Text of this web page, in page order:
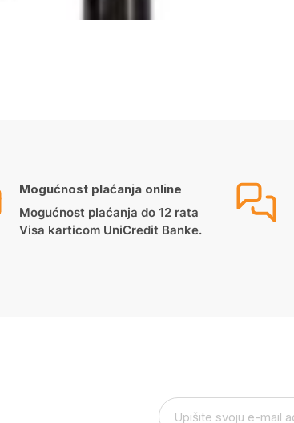
Mogućnost plaćanja online
Mogućnost plaćanja do 12 rata
Visa karticom UniCredit Banke.